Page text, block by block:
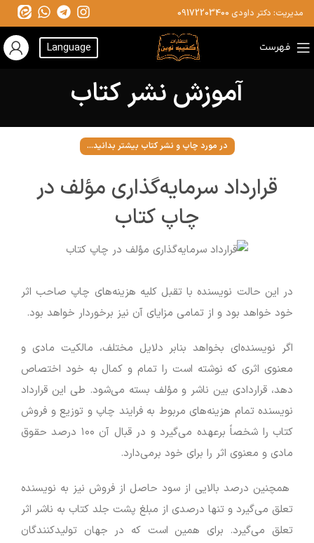
مدیریت: دکتر داودی 09172203400
فهرست Language
آموزش نشر کتاب
در مورد چاپ و نشر کتاب بیشتر بدانید...
قرارداد سرمایه‌گذاری مؤلف در
چاپ کتاب
در این حالت نویسنده با تقبل کلیه هزینه‌های چاپ صاحب اثر
خود خواهد بود و از تمامی مزایای آن نیز برخوردار خواهد بود.
اگر نویسنده‌ای بخواهد بنابر دلایل مختلف، مالکیت مادی و
معنوی اثری که نوشته است را تمام و کمال به خود اختصاص
دهد، قراردادی بین ناشر و مؤلف بسته می‌شود. طی این قرارداد
نویسنده تمام هزینه‌های مربوط به فرایند چاپ و توزیع و فروش
کتاب را شخصاً برعهده می‌گیرد و در قبال آن ۱۰۰ درصد حقوق
مادی و معنوی اثر را برای خود برمی‌دارد.
همچنین درصد بالایی از سود حاصل از فروش نیز به نویسنده
تعلق می‌گیرد و تنها درصدی از مبلغ پشت جلد کتاب به ناشر اثر
تعلق می‌گیرد. برای همین است که در جهان تولیدکنندگان